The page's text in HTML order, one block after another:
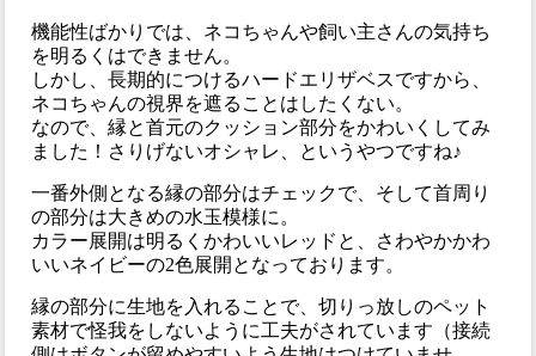
機能性ばかりでは、ネコちゃんや飼い主さんの気持ち
を明るくはできません。
しかし、長期的につけるハードエリザベスですから、
ネコちゃんの視界を遮ることはしたくない。
なので、縁と首元のクッション部分をかわいくしてみ
ました！さりげないオシャレ、というやつですね♪
一番外側となる縁の部分はチェックで、そして首周り
の部分は大きめの水玉模様に。
カラー展開は明るくかわいいレッドと、さわやかかわ
いいネイビーの2色展開となっております。
縁の部分に生地を入れることで、切りっ放しのペット
素材で怪我をしないように工夫がされています（接続